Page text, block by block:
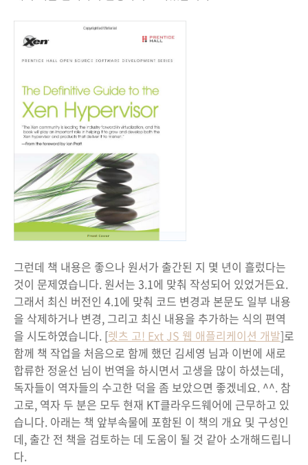
그런데 책 내용은 좋으나 원서가 출간된 지 몇 년이 흘렀다는
것이 문제였습니다. 원서는 3.1에 맞춰 작성되어 있었거든요.
그래서 최신 버전인 4.1에 맞춰 코드 변경과 본문도 일부 내용
을 삭제하거나 변경, 그리고 최신 내용을 추가하는 식의 편역
을 시도하였습니다. [렛츠 고! Ext JS 웹 애플리케이션 개발]로
함께 책 작업을 처음으로 함께 했던 김세영 님과 이번에 새로
합류한 정윤선 님이 번역을 하시면서 고생을 많이 하셨는데,
독자들이 역자들의 수고한 덕을 좀 보았으면 좋겠네요. ^^. 참
고로, 역자 두 분은 모두 현재 KT클라우드웨어에 근무하고 있
습니다. 아래는 책 앞부속물에 포함된 이 책의 개요 및 구성인
데, 출간 전 책을 검토하는 데 도움이 될 것 같아 소개해드립니
다.